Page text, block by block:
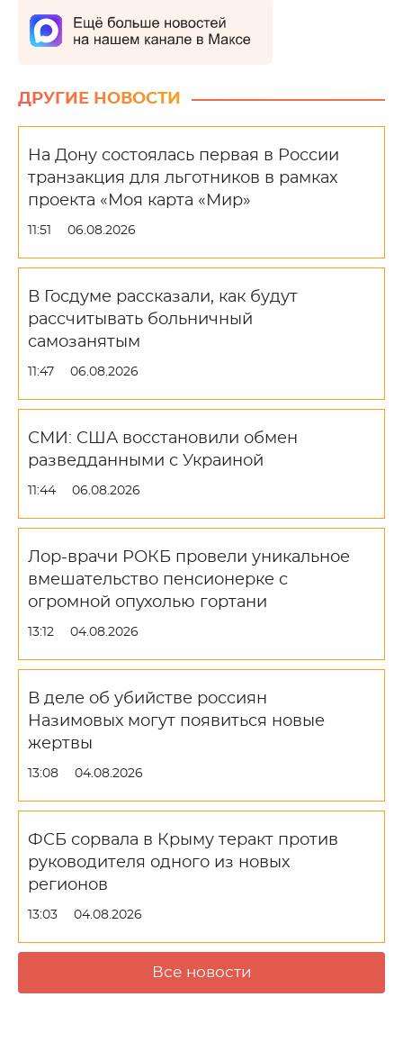
ДРУГИЕ НОВОСТИ
На Дону состоялась первая в России
транзакция для льготников в рамках
проекта «Моя карта «Мир»
11:51 06.08.2026
В Госдуме рассказали, как будут
рассчитывать больничный
самозанятым
11:47 06.08.2026
СМИ: США восстановили обмен
разведданными с Украиной
11:44 06.08.2026
Лор-врачи РОКБ провели уникальное
вмешательство пенсионерке с
огромной опухолью гортани
13:12 04.08.2026
В деле об убийстве россиян
Назимовых могут появиться новые
жертвы
13:08 04.08.2026
ФСБ сорвала в Крыму теракт против
руководителя одного из новых
регионов
13:03 04.08.2026
Все новости